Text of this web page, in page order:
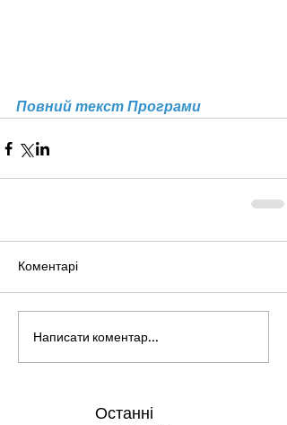
Повний текст Програми
Коментарі
Написати коментар...
Останні